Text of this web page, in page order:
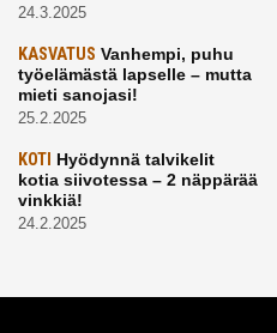
24.3.2025
KASVATUS Vanhempi, puhu
työelämästä lapselle – mutta
mieti sanojasi!
25.2.2025
KOTI Hyödynnä talvikelit
kotia siivotessa – 2 näppärää
vinkkiä!
24.2.2025